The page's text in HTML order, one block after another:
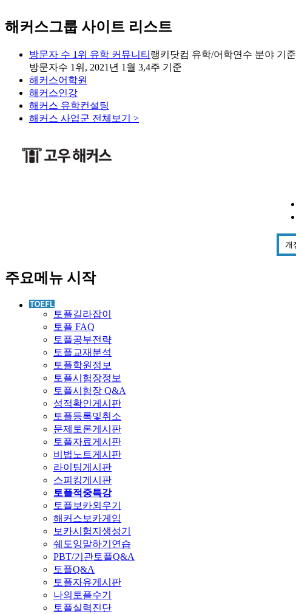
해커스그룹 사이트 리스트
방문자 수 1위 유학 커뮤니티 랭키닷컴 유학/어학연수 분야 기준
방문자수 1위, 2021년 1월 3,4주 기준
해커스어학원
해커스인강
해커스 유학컨설팅
해커스 사업군 전체보기 >
주요메뉴 시작
토플길라잡이
토플 FAQ
토플공부전략
토플교재분석
토플학원정보
토플시험장정보
토플시험장 Q&A
성적확인게시판
토플등록및취소
문제토론게시판
토플자료게시판
비법노트게시판
라이팅게시판
스피킹게시판
토플적중특강
토플보카외우기
해커스보카게임
보카시험지생성기
쉐도잉말하기연습
PBT/기관토플Q&A
토플Q&A
토플자유게시판
나의토플수기
토플실력진단